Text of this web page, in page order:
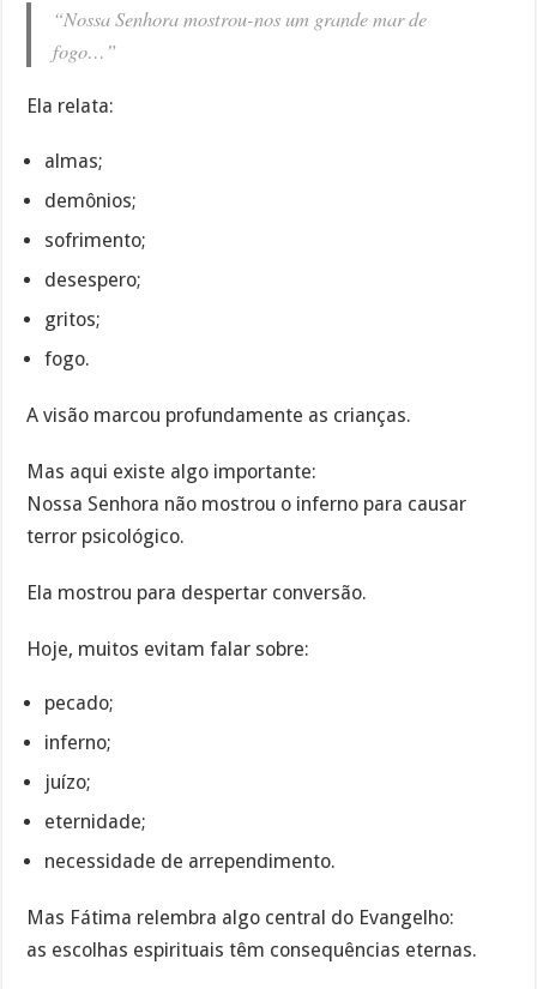
“Nossa Senhora mostrou-nos um grande mar de
fogo…”
Ela relata:
almas;
demônios;
sofrimento;
desespero;
gritos;
fogo.
A visão marcou profundamente as crianças.
Mas aqui existe algo importante:
Nossa Senhora não mostrou o inferno para causar
terror psicológico.
Ela mostrou para despertar conversão.
Hoje, muitos evitam falar sobre:
pecado;
inferno;
juízo;
eternidade;
necessidade de arrependimento.
Mas Fátima relembra algo central do Evangelho:
as escolhas espirituais têm consequências eternas.